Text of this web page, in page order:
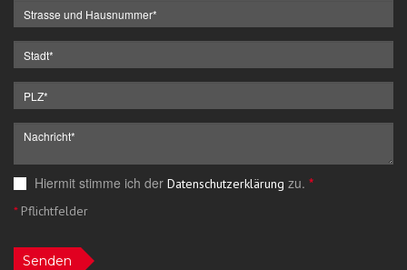
Hiermit stimme ich der Datenschutzerklärung zu. *
*Pflichtfelder
Senden